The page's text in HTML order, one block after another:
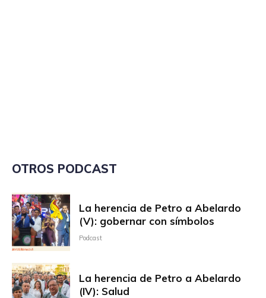
OTROS PODCAST
La herencia de Petro a Abelardo
(V): gobernar con símbolos
Podcast
La herencia de Petro a Abelardo
(IV): Salud